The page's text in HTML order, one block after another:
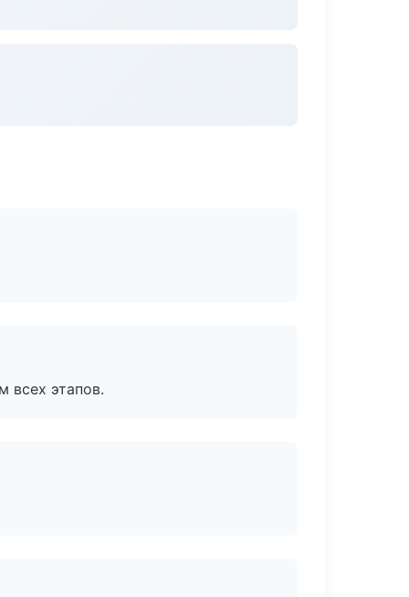
всех этапов.